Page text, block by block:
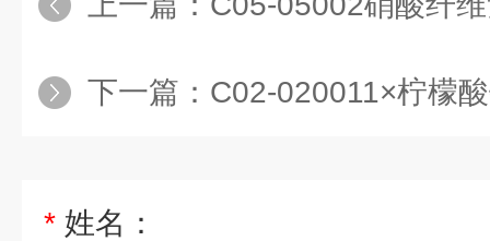
下一篇： C02-020011×柠檬酸
* 姓名：